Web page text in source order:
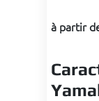
à partir